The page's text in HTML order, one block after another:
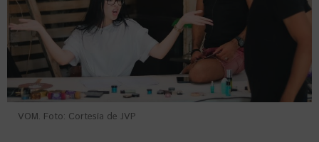
VOM. Foto: Cortesía de JVP